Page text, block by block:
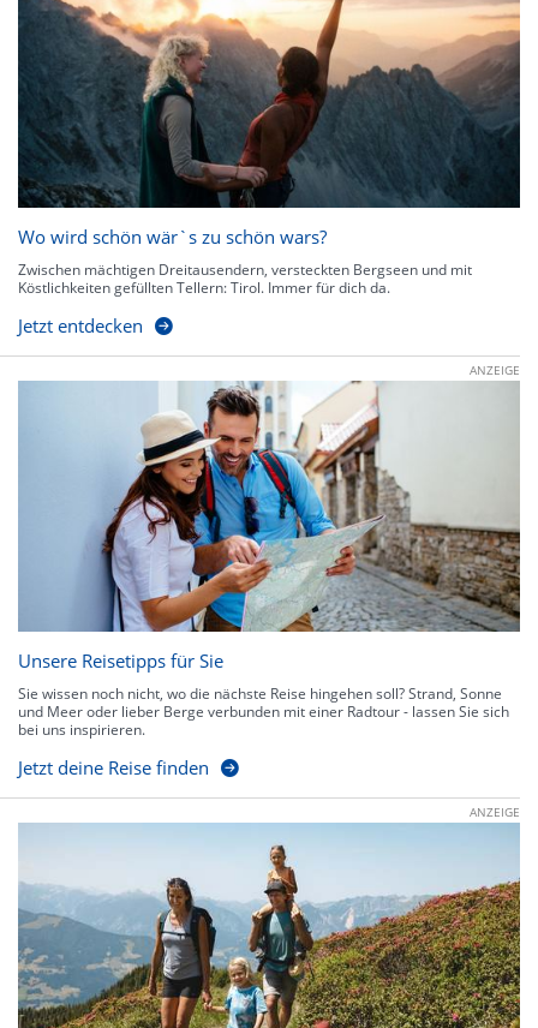
Wo wird schön wär`s zu schön wars?
Zwischen mächtigen Dreitausendern, versteckten Bergseen und mit
Köstlichkeiten gefüllten Tellern: Tirol. Immer für dich da.
Jetzt entdecken
ANZEIGE
Unsere Reisetipps für Sie
Sie wissen noch nicht, wo die nächste Reise hingehen soll? Strand, Sonne
und Meer oder lieber Berge verbunden mit einer Radtour - lassen Sie sich
bei uns inspirieren.
Jetzt deine Reise finden
ANZEIGE